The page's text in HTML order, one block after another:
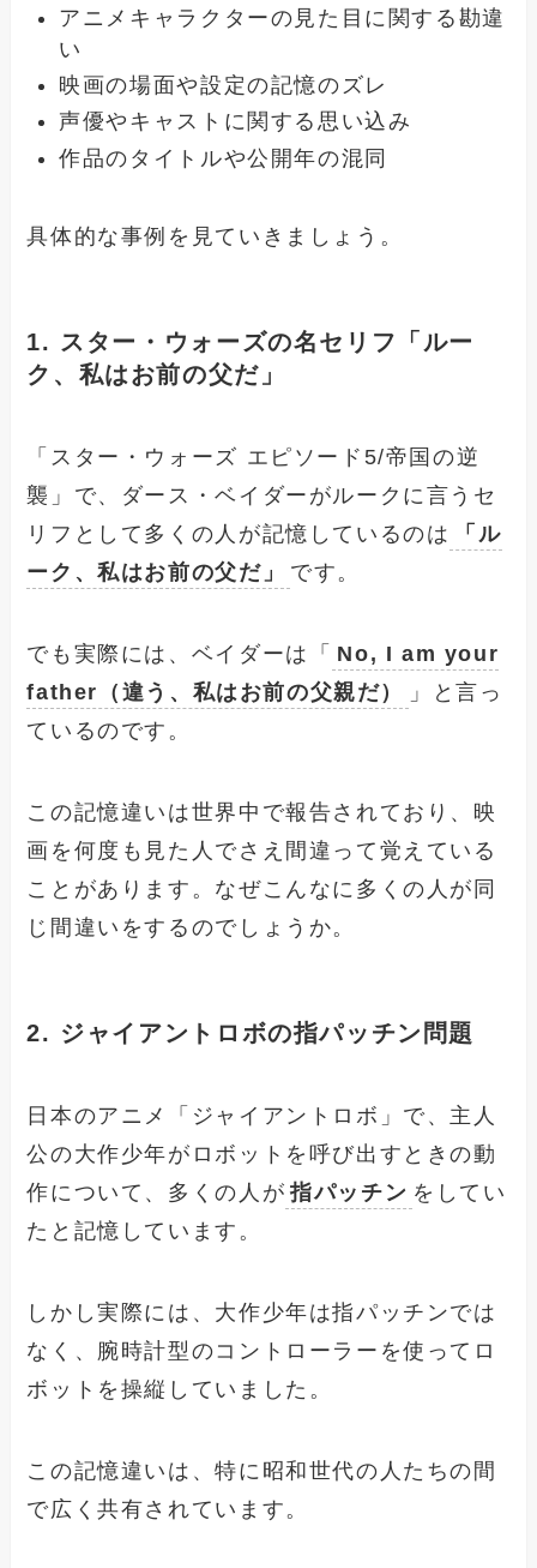
アニメキャラクターの見た目に関する勘違
い
映画の場面や設定の記憶のズレ
声優やキャストに関する思い込み
作品のタイトルや公開年の混同
具体的な事例を見ていきましょう。
1. スター・ウォーズの名セリフ「ルー
ク、私はお前の父だ」
「スター・ウォーズ エピソード5/帝国の逆
襲」で、ダース・ベイダーがルークに言うセ
リフとして多くの人が記憶しているのは
「ル
ーク、私はお前の父だ」
です。
でも実際には、ベイダーは「 No, I am your
father（違う、私はお前の父親だ）
」と言っ
ているのです。
この記憶違いは世界中で報告されており、映
画を何度も見た人でさえ間違って覚えている
ことがあります。なぜこんなに多くの人が同
じ間違いをするのでしょうか。
2. ジャイアントロボの指パッチン問題
日本のアニメ「ジャイアントロボ」で、主人
公の大作少年がロボットを呼び出すときの動
作について、多くの人が 指パッチン をしてい
たと記憶しています。
しかし実際には、大作少年は指パッチンでは
なく、腕時計型のコントローラーを使ってロ
ボットを操縦していました。
この記憶違いは、特に昭和世代の人たちの間
で広く共有されています。